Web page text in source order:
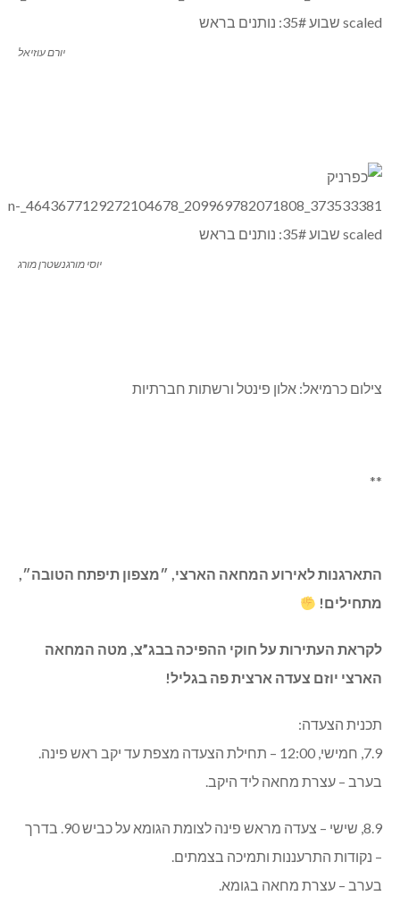
יורם עוזיאל
יוסי מורגנשטרן מורג
צילום כרמיאל: אלון פינטל ורשתות חברתיות
התארגנות לאירוע המחאה הארצי, ״מצפון תיפתח הטובה״,
מתחילים!
לקראת העתירות על חוקי ההפיכה בבג”צ, מטה המחאה
הארצי יוזם צעדה ארצית פה בגליל!
תכנית הצעדה:
7.9, חמישי, 12:00 – תחילת הצעדה מצפת עד יקב ראש פינה.
בערב – עצרת מחאה ליד היקב.
8.9, שישי – צעדה מראש פינה לצומת הגומא על כביש 90. בדרך
– נקודות התרעננות ותמיכה בצמתים.
בערב – עצרת מחאה בגומא.